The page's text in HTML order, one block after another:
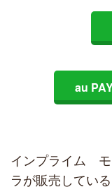
au
インプライム モ
ラが販売してい